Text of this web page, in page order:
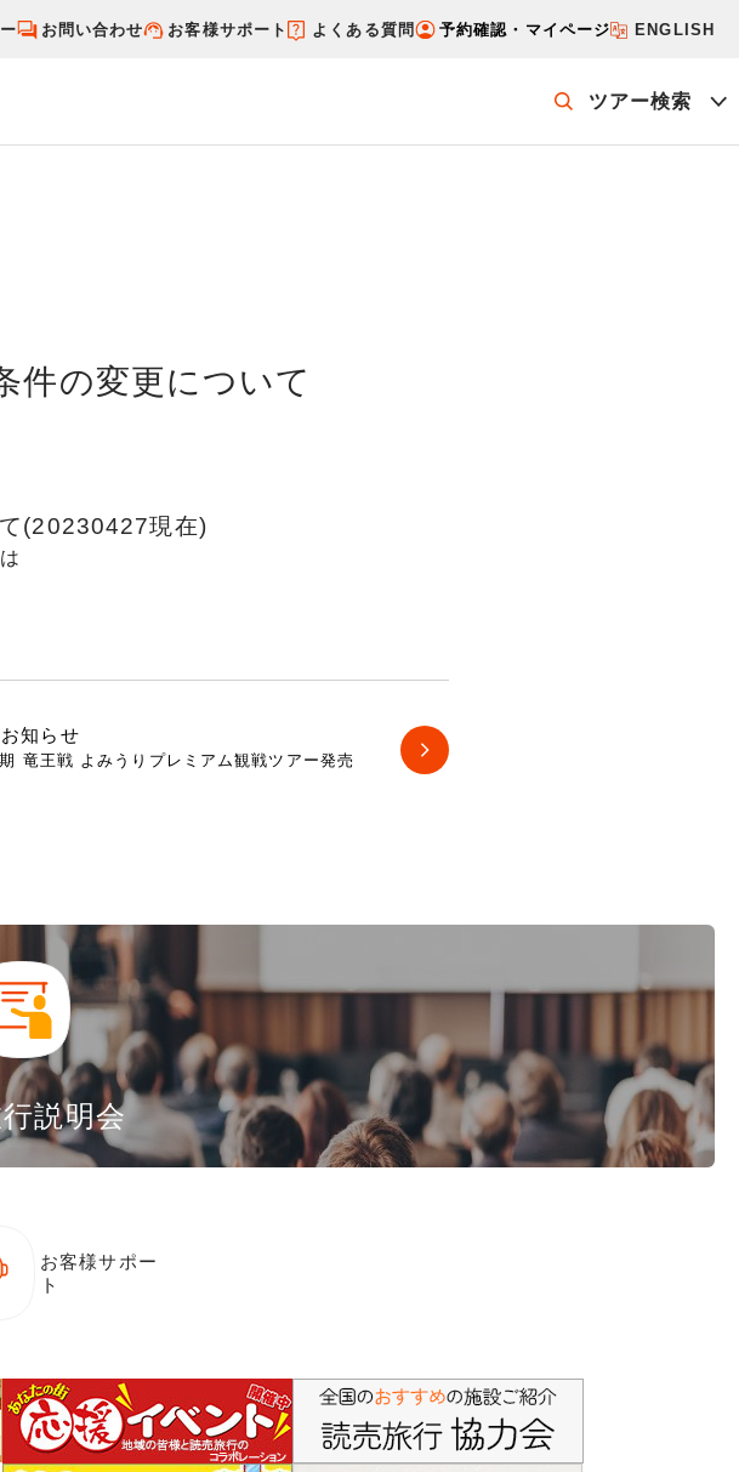
お問い合わせ お客様サポート よくある質問 予約確認・マイページ ENGLISH
ツアー検索
件の変更について
(20230427現在)
知らせ
竜王戦 よみうりプレミアム観戦ツアー発売
説明会
お客様サポー
ト